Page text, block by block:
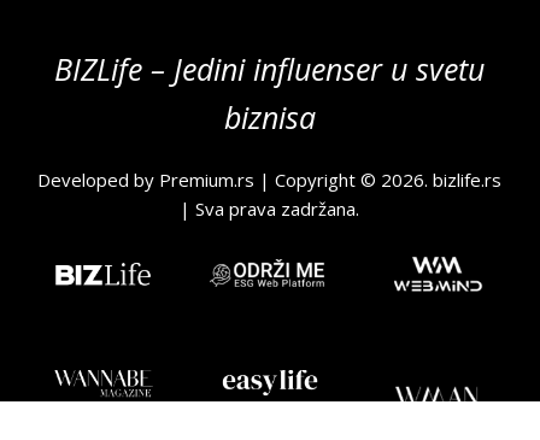
BIZLife – Jedini influenser u svetu
biznisa
Developed by Premium.rs | Copyright © 2026.bizlife.rs
| Sva prava zadržana.